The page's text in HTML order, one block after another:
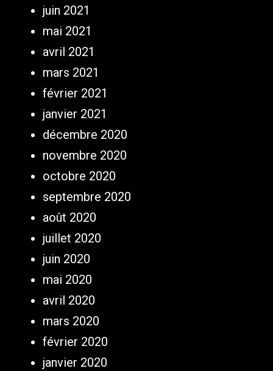
juin 2021
mai 2021
avril 2021
mars 2021
février 2021
janvier 2021
décembre 2020
novembre 2020
octobre 2020
septembre 2020
août 2020
juillet 2020
juin 2020
mai 2020
avril 2020
mars 2020
février 2020
janvier 2020